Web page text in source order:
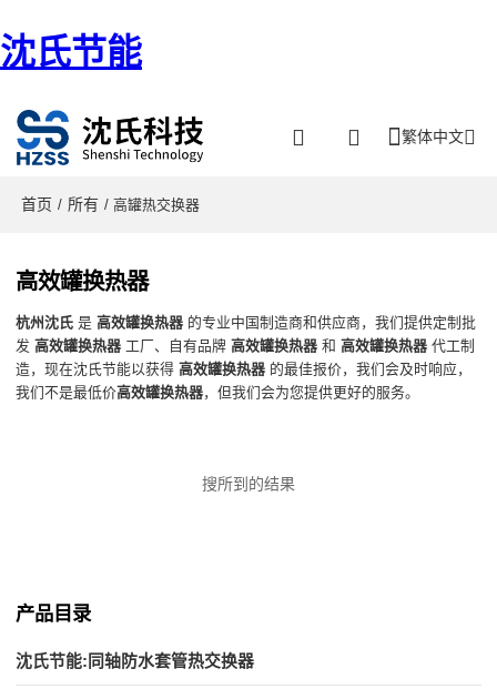
沈氏节能
繁体中文
首页 / 所有 / 高罐热交换器
高效罐换热器
杭州沈氏 是高效罐换热器 的专业中国制造商和供应商，我们提供定制批
发高效罐换热器 工厂、自有品牌高效罐换热器 和高效罐换热器 代工制
造，现在沈氏节能以获得高效罐换热器 的最佳报价，我们会及时响应，
我们不是最低价高效罐换热器，但我们会为您提供更好的服务。
搜所到的结果
产品目录
沈氏节能:同轴防水套管热交换器